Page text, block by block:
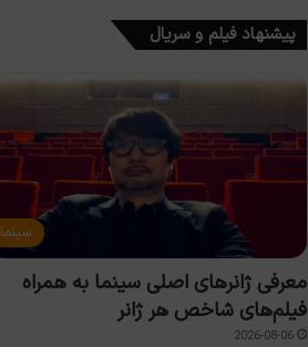
پیشنهاد فیلم و سریال
سینما
معرفی ژانرهای اصلی سینما به همراه
فیلم‌های شاخص هر ژانر
2026-08-06